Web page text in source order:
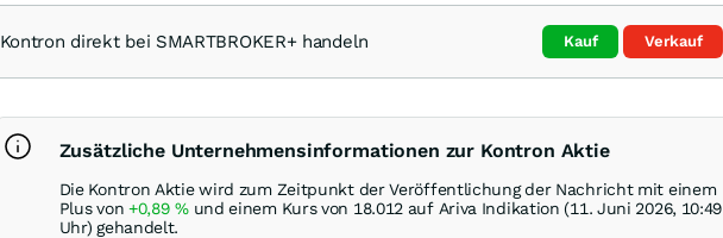
Kontron direkt bei SMARTBROKER+ handeln Kauf Verkauf
Zusätzliche Unternehmensinformationen zur Kontron Aktie
Die Kontron Aktie wird zum Zeitpunkt der Veröffentlichung der Nachricht mit einem
Plus von +0,89%und einem Kurs von 18.012 auf Ariva Indikation (11. Juni 2026, 10:49
Uhr) gehandelt.